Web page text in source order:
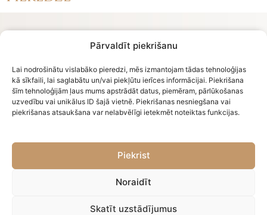
Pārvaldīt piekrišanu
Lai nodrošinātu vislabāko pieredzi, mēs izmantojam tādas tehnoloģijas
kā sīkfaili, lai saglabātu un/vai piekļūtu ierīces informācijai. Piekrišana
šīm tehnoloģijām ļaus mums apstrādāt datus, piemēram, pārlūkošanas
uzvedību vai unikālus ID šajā vietnē. Piekrišanas nesniegšana vai
piekrišanas atsaukšana var nelabvēlīgi ietekmēt noteiktas funkcijas.
Piekrist
Noraidīt
Skatīt uzstādījumus
Rockbridge Legal konsultē
lauksaimniecības uzņēmuma SIA